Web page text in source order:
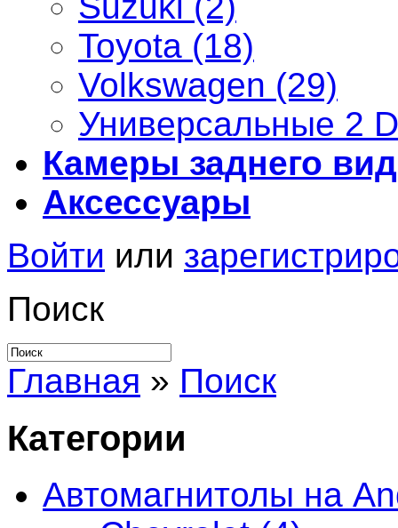
Toyota (18)
Volkswagen (29)
Универсальные 2
Камеры заднего
Аксессуары
Войти или
Поиск
Главная » Поиск
Категории
Автомагнитолы на